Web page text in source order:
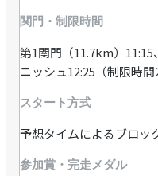
関門・制限時間
第1関門（11.7km）
ニッシュ12:25（制限時間
スタート方式
予想タイムによるブロッ
参加賞・完走メダル